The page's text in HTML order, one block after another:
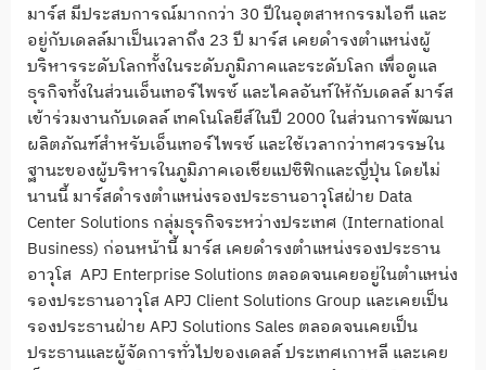
มาร์ส มีประสบการณ์มากกว่า 30 ปีในอุตสาหกรรมไอที และ
อยู่กับเดลล์มาเป็นเวลาถึง 23 ปี มาร์ส เคยดำรงตำแหน่งผู้
บริหารระดับโลกทั้งในระดับภูมิภาคและระดับโลก เพื่อดูแล
ธุรกิจทั้งในส่วนเอ็นเทอร์ไพรซ์ และไคลอันท์ให้กับเดลล์ มาร์ส
เข้าร่วมงานกับเดลล์ เทคโนโลยีส์ในปี 2000 ในส่วนการพัฒนา
ผลิตภัณฑ์สำหรับเอ็นเทอร์ไพรซ์ และใช้เวลากว่าทศวรรษใน
ฐานะของผู้บริหารในภูมิภาคเอเชียแปซิฟิกและญี่ปุ่น โดยไม่
นานนี้ มาร์สดำรงตำแหน่งรองประธานอาวุโสฝ่าย Data
Center Solutions กลุ่มธุรกิจระหว่างประเทศ (International
Business) ก่อนหน้านี้ มาร์ส เคยดำรงตำแหน่งรองประธาน
อาวุโส APJ Enterprise Solutions ตลอดจนเคยอยู่ในตำแหน่ง
รองประธานอาวุโส APJ Client Solutions Group และเคยเป็น
รองประธานฝ่าย APJ Solutions Sales ตลอดจนเคยเป็น
ประธานและผู้จัดการทั่วไปของเดลล์ ประเทศเกาหลี และเคย